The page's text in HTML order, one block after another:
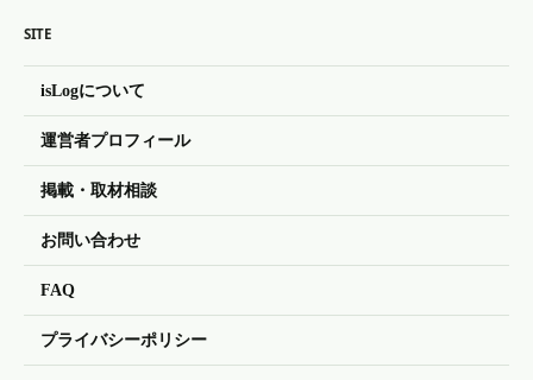
SITE
isLogについて
運営者プロフィール
掲載・取材相談
お問い合わせ
FAQ
プライバシーポリシー